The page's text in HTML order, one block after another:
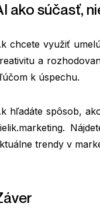
ako súčasť,
chcete využiť
a
k úspechu.
hľadáte spôsob,
.
trendy v